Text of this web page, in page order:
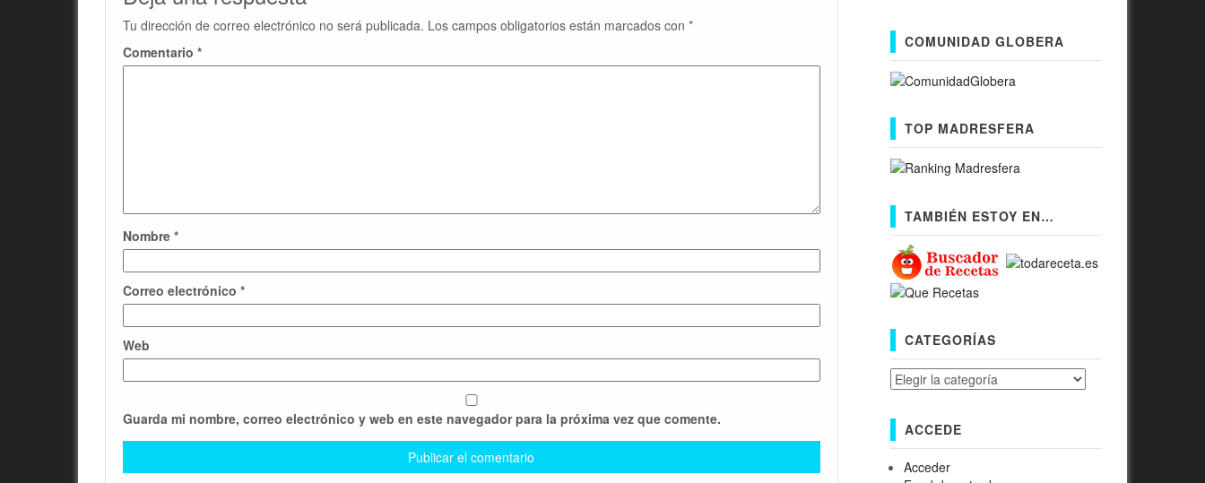
Tu dirección de correo electrónico no será publicada. Los campos obligatorios están marcados con *
Comentario *
Nombre *
Correo electrónico *
Web
Guarda mi nombre, correo electrónico y web en este navegador para la próxima vez que comente.
COMUNIDAD GLOBERA
TOP MADRESFERA
TAMBIÉN ESTOY EN…
CATEGORÍAS
Categorías
ACCEDE
Acceder